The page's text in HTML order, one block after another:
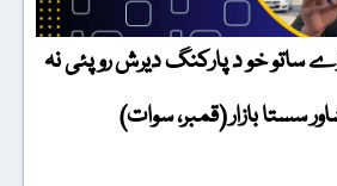
ساتو خو د پارکنگ دیرش روپئی نہ
سستا بازار (قمبر، سوات)